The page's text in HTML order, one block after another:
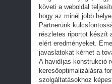
követi a weboldal
hogy az minél jobb
Partnerünk
részletes riportot készít
elért eredményeket.
javaslatokat kérhet a
A havidíjas konstrukció
keresőoptimalizálásra
szolgáltatásokhoz